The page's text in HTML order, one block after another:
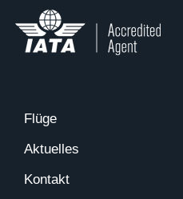
Flüge
Aktuelles
Kontakt